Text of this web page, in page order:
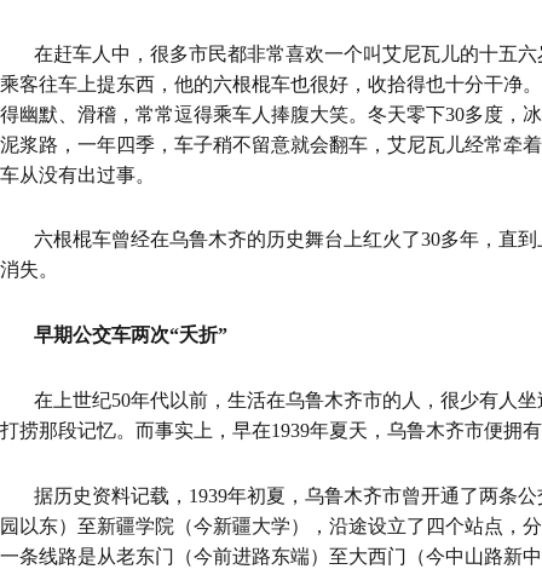
在赶车人中，很多市民都非常喜欢一个叫艾尼瓦儿的十五
乘客往车上提东西，他的六根棍车也很好，收拾得也十分干净
得幽默、滑稽，常常逗得乘车人捧腹大笑。冬天零下30多度，
泥浆路，一年四季，车子稍不留意就会翻车，艾尼瓦儿经常牵
车从没有出过事。
六根棍车曾经在乌鲁木齐的历史舞台上红火了30多年，直
消失。
早期公交车两次“夭折”
在上世纪50年代以前，生活在乌鲁木齐市的人，很少有人
打捞那段记忆。而事实上，早在1939年夏天，乌鲁木齐市便拥
据历史资料记载，1939年初夏，乌鲁木齐市曾开通了两条
园以东）至新疆学院（今新疆大学），沿途设立了四个站点，
一条线路是从老东门（今前进路东端）至大西门（今中山路新